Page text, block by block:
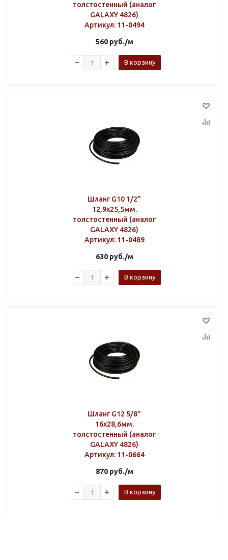
толстостенный (аналог
GALAXY 4826)
Артикул: 11-0494
560руб./м
В корзину
Шланг G10 1/2"
12,9х25,5мм.
толстостенный (аналог
GALAXY 4826)
Артикул: 11-0489
630руб./м
В корзину
Шланг G12 5/8"
16х28,6мм.
толстостенный (аналог
GALAXY 4826)
Артикул: 11-0664
870руб./м
В корзину